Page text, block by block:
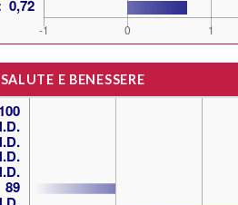
SALUTE E BENESSERE